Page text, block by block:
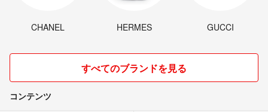
CHANEL HERMES GUCCI
すべてのブランドを見る
コンテンツ